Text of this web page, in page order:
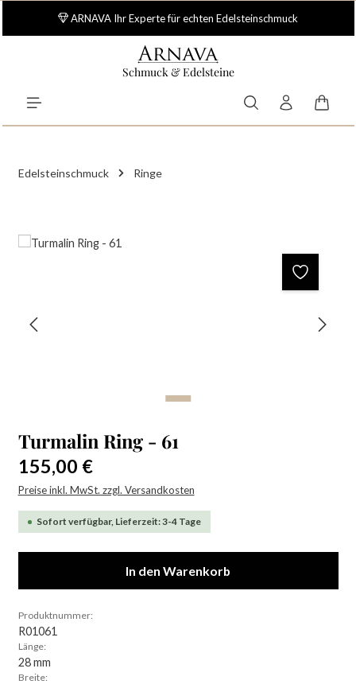
Zum Hauptinhalt springen
ARNAVA Ihr Experte für echten Edelsteinschmuck
Schmuck & Edelsteine
Edelsteinschmuck Ringe
Bildergalerie überspringen
Turmalin Ring - 61
Regulärer Preis:
155,00 €
Preise inkl. MwSt. zzgl. Versandkosten
Sofort verfügbar, Lieferzeit: 3-4 Tage
In den Warenkorb
Produktnummer:
R01061
Länge:
28 mm
Breite: